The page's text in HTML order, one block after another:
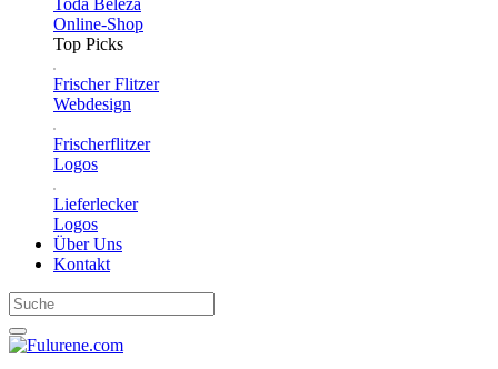
Toda Beleza
Online-Shop
Top Picks
Frischer Flitzer
Webdesign
Frischerflitzer
Logos
Lieferlecker
Logos
Über Uns
Kontakt